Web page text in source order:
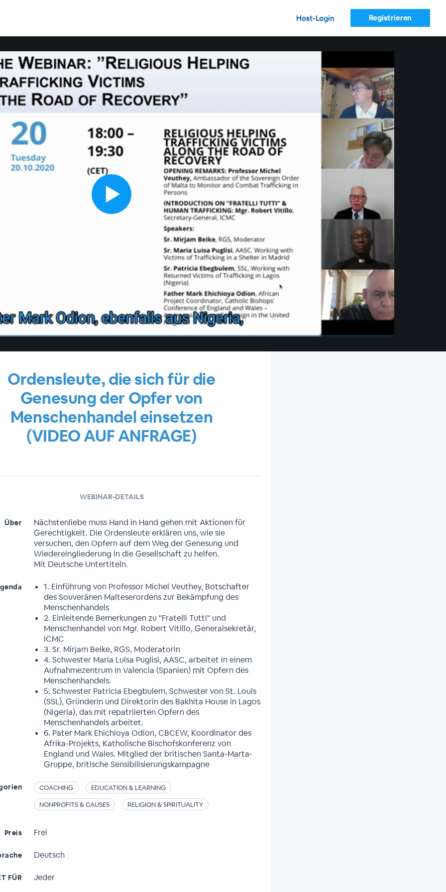
Host-Login Registrieren
Ordensleute, die sich für die
Genesung der Opfer von
Menschenhandel einsetzen
(VIDEO AUF ANFRAGE)
WEBINAR-DETAILS
Über
Nächstenliebe muss Hand in Hand gehen mit Aktionen für
Gerechtigkeit. Die Ordensleute erklären uns, wie sie
versuchen, den Opfern auf dem Weg der Genesung und
Wiedereingliederung in die Gesellschaft zu helfen.
Mit Deutsche Untertiteln.
1. Einführung von Professor Michel Veuthey, Botschafter
des Souveränen Malteserordens zur Bekämpfung des
Menschenhandels
2. Einleitende Bemerkungen zu "Fratelli Tutti" und
Menschenhandel von Mgr. Robert Vitillo, Generalsekretär,
ICMC
3. Sr. Mirjam Beike, RGS, Moderatorin
4. Schwester Maria Luisa Puglisi, AASC, arbeitet in einem
Aufnahmezentrum in Valencia (Spanien) mit Opfern des
Menschenhandels.
5. Schwester Patricia Ebegbulem, Schwester von St. Louis
(SSL), Gründerin und Direktorin des Bakhita House in Lagos
(Nigeria), das mit repatriierten Opfern des
Menschenhandels arbeitet.
6. Pater Mark Ehichioya Odion, CBCEW, Koordinator des
Afrika-Projekts, Katholische Bischofskonferenz von
England und Wales. Mitglied der britischen Santa-Marta-
Gruppe, britische Sensibilisierungskampagne
COACHING
EDUCATION & LEARNING
NONPROFITS & CAUSES
RELIGION & SPIRITUALITY
Preis Frei
Deutsch
FÜR Jeder